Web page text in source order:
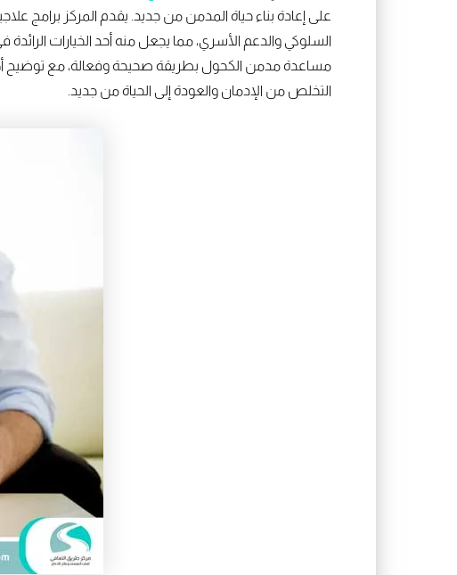
على إعادة بناء حياة المدمن من جديد. يقدم المركز برامج
السلوكي والدعم الأسري، مما يجعل منه أحد الخيارات
مساعدة مدمن الكحول بطريقة صحيحة وفعالة، مع توضيح
التخلص من الإدمان والعودة إلى الحياة من جديد.